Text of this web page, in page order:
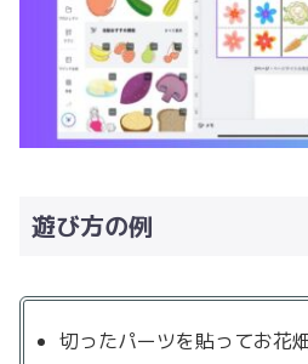
遊び方の例
切ったパーツを貼ってお花